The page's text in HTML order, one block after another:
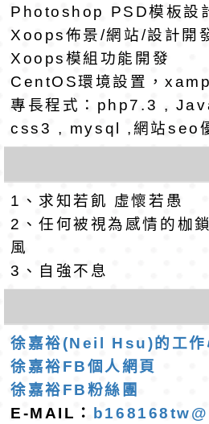
走」動畫影
員健康講
心」，請
清華光罩
動時代中
教師韌性
轉環境部
程」
轉農業部
「115年
訓練課程
育專業人
錄取公告-
民小學
理人員」
東門國小
梯特教代
公告(尚有
錄取公告-
民小學
班教師助
東門國小
梯特教代
公告(尚有
Photoshop PSD模板設
Xoops佈景/網站/設計開
Xoops模組功能開發
CentOS環境設置，
專長程式：php7.3 ,
css3 , mysql ,網站seo
1、求知若飢 虛懷若愚
2、任何被視為感情的枷
風
3、自強不息
徐嘉裕(Neil Hsu)的工作
徐嘉裕FB個人網頁
徐嘉裕FB粉絲團
E-MAIL：